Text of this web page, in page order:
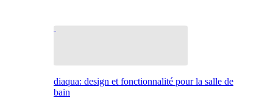
diaqua: design et fonctionnalité pour la salle de
bain